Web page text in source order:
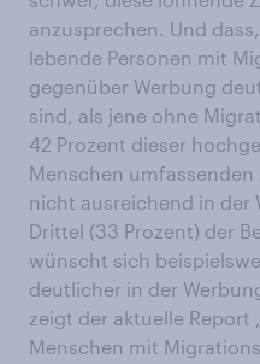
anzusprechen. Und
lebende Personen mit
gegenüber Werbung
sind, als jene ohne
42 Prozent dieser
Menschen
nicht ausreichend in der
Drittel (33 Prozent) der
wünscht sich
deutlicher in der
zeigt der aktuelle Report
Menschen mit